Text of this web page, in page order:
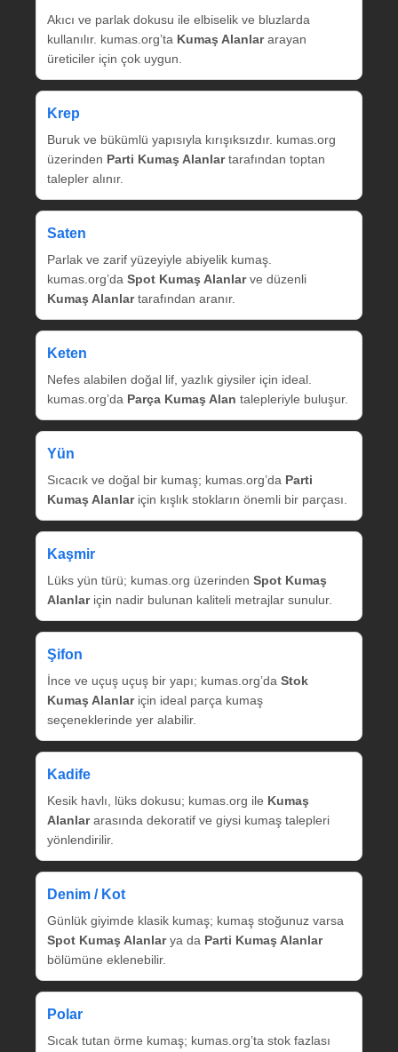
Akıcı ve parlak dokusu ile elbiselik ve bluzlarda
kullanılır. kumas.org’ta Kumaş Alanlararayan
üreticiler için çok uygun.
Krep
Buruk ve bükümlü yapısıyla kırışıksızdır. kumas.org
üzerinden Parti Kumaş Alanlartarafından toptan
talepler alınır.
Saten
Parlak ve zarif yüzeyiyle abiyelik kumaş.
kumas.org’da Spot Kumaş Alanlarve düzenli
Kumaş Alanlartarafından aranır.
Keten
Nefes alabilen doğal lif, yazlık giysiler için ideal.
kumas.org’da Parça Kumaş Alan talepleriyle buluşur.
Yün
Sıcacık ve doğal bir kumaş; kumas.org’da Parti
Kumaş Alanlariçin kışlık stokların önemli bir parçası.
Kaşmir
Lüks yün türü; kumas.org üzerinden Spot Kumaş
Alanlariçin nadir bulunan kaliteli metrajlar sunulur.
Şifon
İnce ve uçuş uçuş bir yapı; kumas.org’da Stok
Kumaş Alanlariçin ideal parça kumaş
seçeneklerinde yer alabilir.
Kadife
Kesik havlı, lüks dokusu; kumas.org ile Kumaş
Alanlararasında dekoratif ve giysi kumaş talepleri
yönlendirilir.
Denim / Kot
Günlük giyimde klasik kumaş; kumaş stoğunuz varsa
Spot Kumaş Alanlarya da Parti Kumaş Alanlar
bölümüne eklenebilir.
Polar
Sıcak tutan örme kumaş; kumas.org’ta stok fazlası